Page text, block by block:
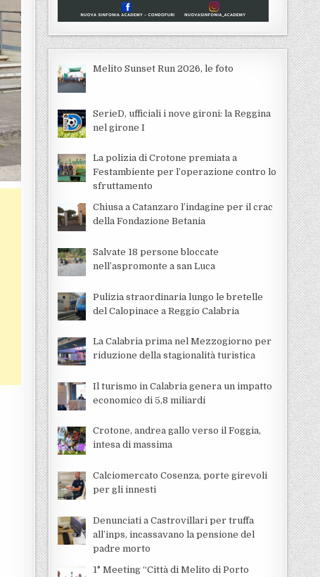
Melito Sunset Run 2026, le foto
SerieD, ufficiali i nove gironi: la Reggina
nel girone I
La polizia di Crotone premiata a
Festambiente per l’operazione contro lo
sfruttamento
Chiusa a Catanzaro l’indagine per il crac
della Fondazione Betania
Salvate 18 persone bloccate
nell’aspromonte a san Luca
Pulizia straordinaria lungo le bretelle
del Calopinace a Reggio Calabria
La Calabria prima nel Mezzogiorno per
riduzione della stagionalità turistica
Il turismo in Calabria genera un impatto
economico di 5,8 miliardi
Crotone, andrea gallo verso il Foggia,
intesa di massima
Calciomercato Cosenza, porte girevoli
per gli innesti
Denunciati a Castrovillari per truffa
all’inps, incassavano la pensione del
padre morto
1° Meeting “Città di Melito di Porto